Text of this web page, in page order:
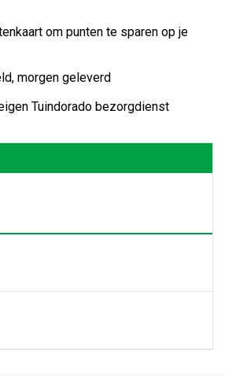
om punten te sparen op je
morgen geleverd
Tuindorado bezorgdienst